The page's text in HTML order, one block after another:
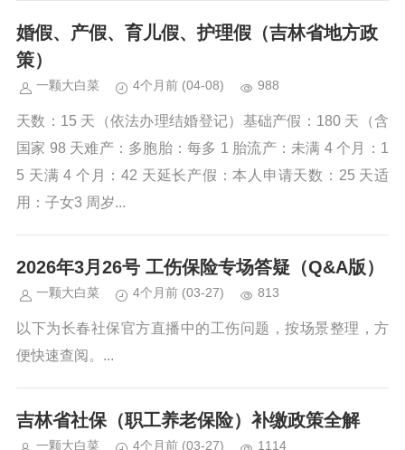
婚假、产假、育儿假、护理假（吉林省地方政
策）
一颗大白菜 4个月前 (04-08) 988
天数：15 天（依法办理结婚登记）基础产假：180 天（含
国家 98 天难产：多胞胎：每多 1 胎流产：未满 4 个月：1
5 天满 4 个月：42 天延长产假：本人申请天数：25 天适
用：子女3 周岁...
2026年3月26号 工伤保险专场答疑（Q&A版）
一颗大白菜 4个月前 (03-27) 813
以下为长春社保官方直播中的工伤问题，按场景整理，方
便快速查阅。...
吉林省社保（职工养老保险）补缴政策全解
一颗大白菜 4个月前 (03-27) 1114